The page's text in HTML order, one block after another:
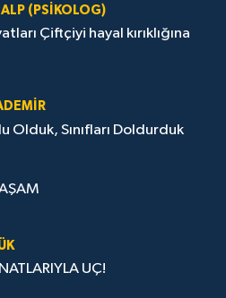
(PSIKOLOG)
Çiftçiyi hayal kırıklığına
Olduk, Sınıfları Doldurduk
UÇ!